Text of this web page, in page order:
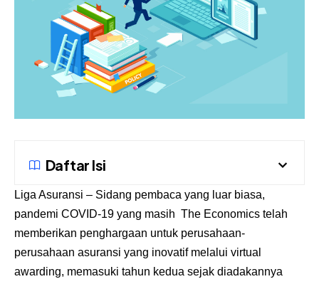
Daftar Isi
Liga Asuransi – Sidang pembaca yang luar biasa,
pandemi COVID-19 yang masih The Economics telah
memberikan penghargaan untuk perusahaan-
perusahaan asuransi yang inovatif melalui virtual
awarding, memasuki tahun kedua sejak diadakannya